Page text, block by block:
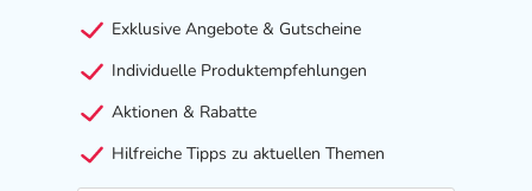
Exklusive Angebote & Gutscheine
Individuelle Produktempfehlungen
Aktionen & Rabatte
Hilfreiche Tipps zu aktuellen Themen